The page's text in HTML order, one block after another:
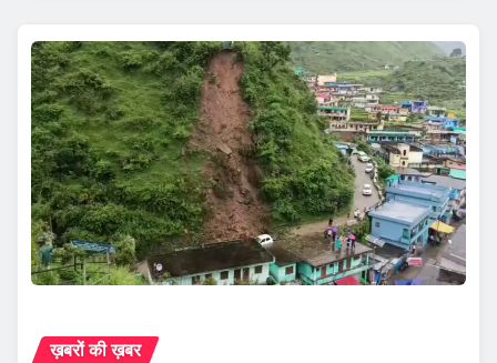
ख़बरों की ख़बर